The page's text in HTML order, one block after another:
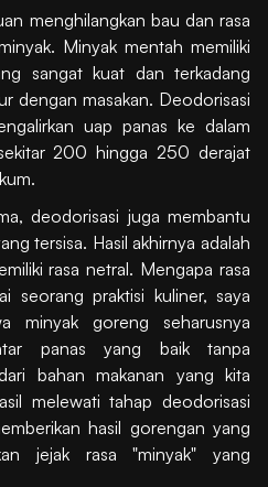
menghilangkan bau dan rasa
Minyak mentah memiliki
sangat kuat dan terkadang
dengan masakan. Deodorisasi
uap panas ke dalam
200 hingga 250 derajat
deodorisasi juga membantu
tersisa. Hasil akhirnya adalah
rasa netral. Mengapa rasa
seorang praktisi kuliner, saya
minyak goreng seharusnya
panas yang baik tanpa
bahan makanan yang kita
melewati tahap deodorisasi
hasil gorengan yang
jejak rasa "minyak" yang